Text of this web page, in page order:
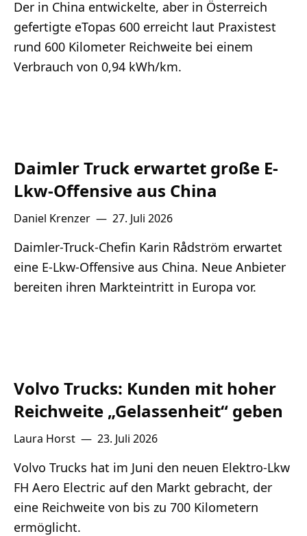
Der in China entwickelte, aber in Österreich
gefertigte eTopas 600 erreicht laut Praxistest
rund 600 Kilometer Reichweite bei einem
Verbrauch von 0,94 kWh/km.
Daimler Truck erwartet große E-
Lkw-Offensive aus China
Daniel Krenzer — 27. Juli 2026
Daimler-Truck-Chefin Karin Rådström erwartet
eine E-Lkw-Offensive aus China. Neue Anbieter
bereiten ihren Markteintritt in Europa vor.
Volvo Trucks: Kunden mit hoher
Reichweite „Gelassenheit“ geben
Laura Horst — 23. Juli 2026
Volvo Trucks hat im Juni den neuen Elektro-Lkw
FH Aero Electric auf den Markt gebracht, der
eine Reichweite von bis zu 700 Kilometern
ermöglicht.